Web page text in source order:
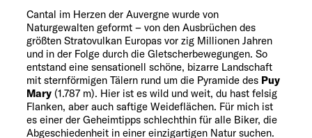
Cantal im Herzen der Auvergne wurde von
Naturgewalten geformt – von den Ausbrüchen des
größten Stratovulkan Europas vor zig Millionen Jahren
und in der Folge durch die Gletscherbewegungen. So
entstand eine sensationell schöne, bizarre Landschaft
mit sternförmigen Tälern rund um die Pyramide des Puy
Mary (1.787 m). Hier ist es wild und weit, du hast felsig
Flanken, aber auch saftige Weideflächen. Für mich ist
es einer der Geheimtipps schlechthin für alle Biker, die
Abgeschiedenheit in einer einzigartigen Natur suchen.